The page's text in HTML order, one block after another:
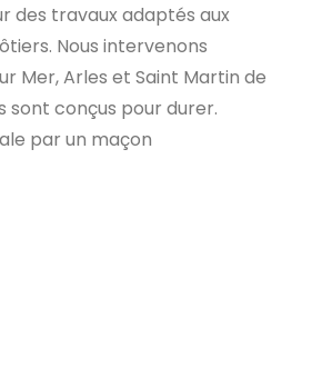
des travaux adaptés aux
Nous intervenons
Mer, Arles et Saint Martin de
sont conçus pour durer.
par un maçon